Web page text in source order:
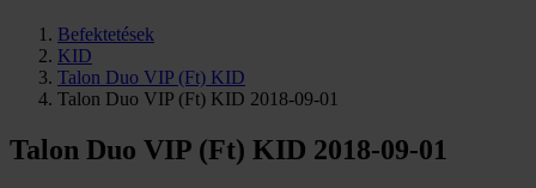
Befektetések
KID
Talon Duo VIP (Ft) KID
Talon Duo VIP (Ft) KID 2018-09-01
Talon Duo VIP (Ft) KID 2018-09-01